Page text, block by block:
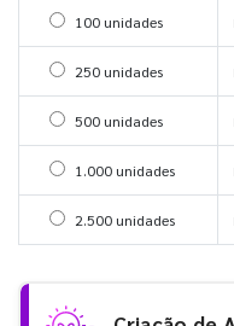
Selecionar 100
100 unidades
Selecionar 250
250 unidades
Selecionar 500
500 unidades
Selecionar 1000
1.000 unidades
Selecionar 2500
2.500 unidades